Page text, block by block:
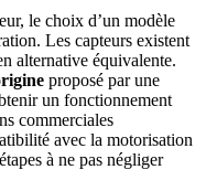
le choix d’un modèle
Les capteurs existent
alternative équivalente.
proposé par une
un fonctionnement
commerciales
avec la motorisation
à ne pas négliger